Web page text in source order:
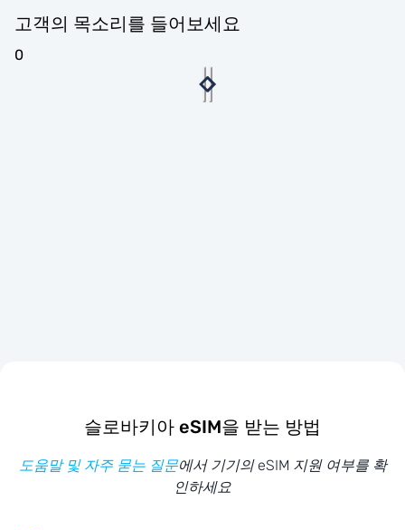
고객의 목소리를 들어보세요
0
슬로바키아 eSIM을 받는 방법
도움말 및 자주 묻는 질문에서 기기의 eSIM 지원 여부를 확
인하세요